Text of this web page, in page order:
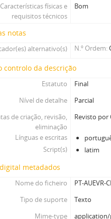
Características físicas e
requisitos técnicos
Bom
notas
alternativo(s) N.º Ordem
controlo da descrição
Estatuto
Final
Nível de detalhe
Parcial
de criação, revisão,
eliminação
Revisto por
Línguas e escritas
Script(s)
latim
metadados
Nome do ficheiro
PT-AUEVR-
Tipo de suporte
Texto
Mime-type